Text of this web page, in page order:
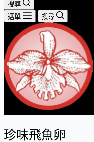
搜尋
選單
搜尋
珍味飛魚卵